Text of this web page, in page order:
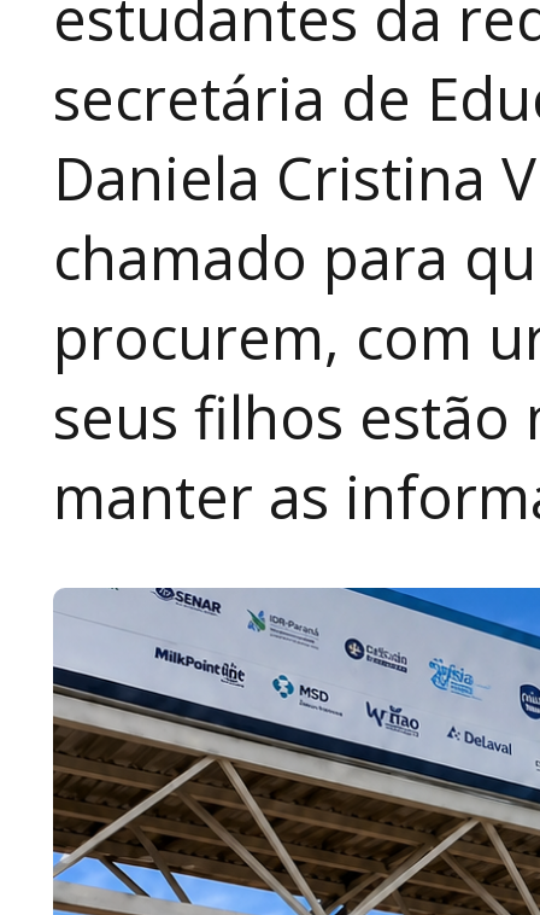
estudantes da
secretária de
Daniela Cristina
chamado para
procurem, com
seus filhos
manter as